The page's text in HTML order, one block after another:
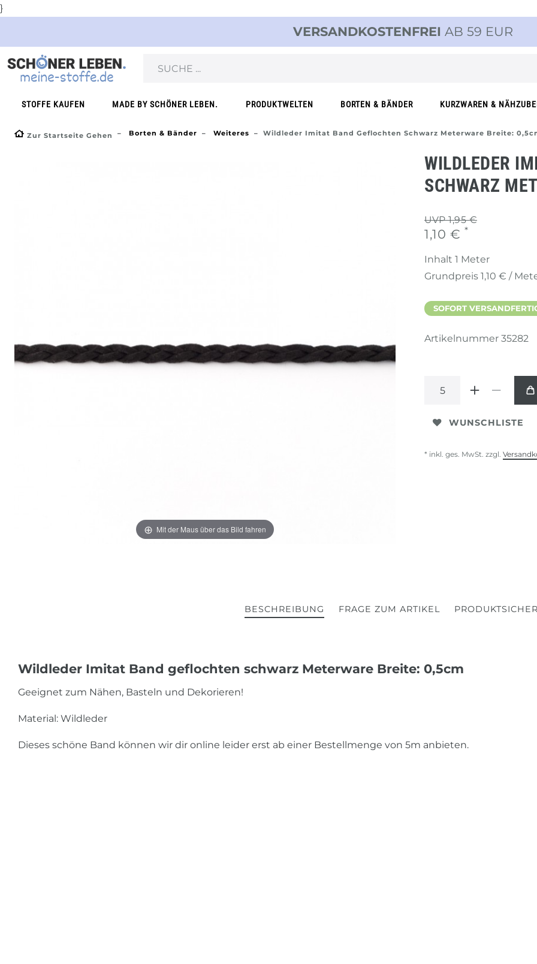
}
VERSANDKOSTENFREI AB 59 EUR
STOFFE KAUFEN MADE BY SCHÖNER LEBEN. PRODUKTWELTEN BORTEN & BÄNDER KURZWAREN &
Zur Startseite Gehen Borten & Bänder Weiteres Wildleder Imitat Band Geflochten Schwarz Meterware Breite:
Mit der Maus über das Bild fahren
WILDLEDER
SCHWARZ
UVP 1,95 €
1,10 € *
Inhalt 1 Meter
Grundpreis 1,10 € /
SOFORT
Artikelnummer 35282
WUNSCHLISTE
* inkl. ges. MwSt. zzgl.
BESCHREIBUNG FRAGE ZUM ARTIKEL
Wildleder Imitat Band geflochten schwarz Meterware Breite: 0,5cm
Geeignet zum Nähen, Basteln und Dekorieren!
Material: Wildleder
Dieses schöne Band können wir dir online leider erst ab einer Bestellmenge von 5m anbieten.